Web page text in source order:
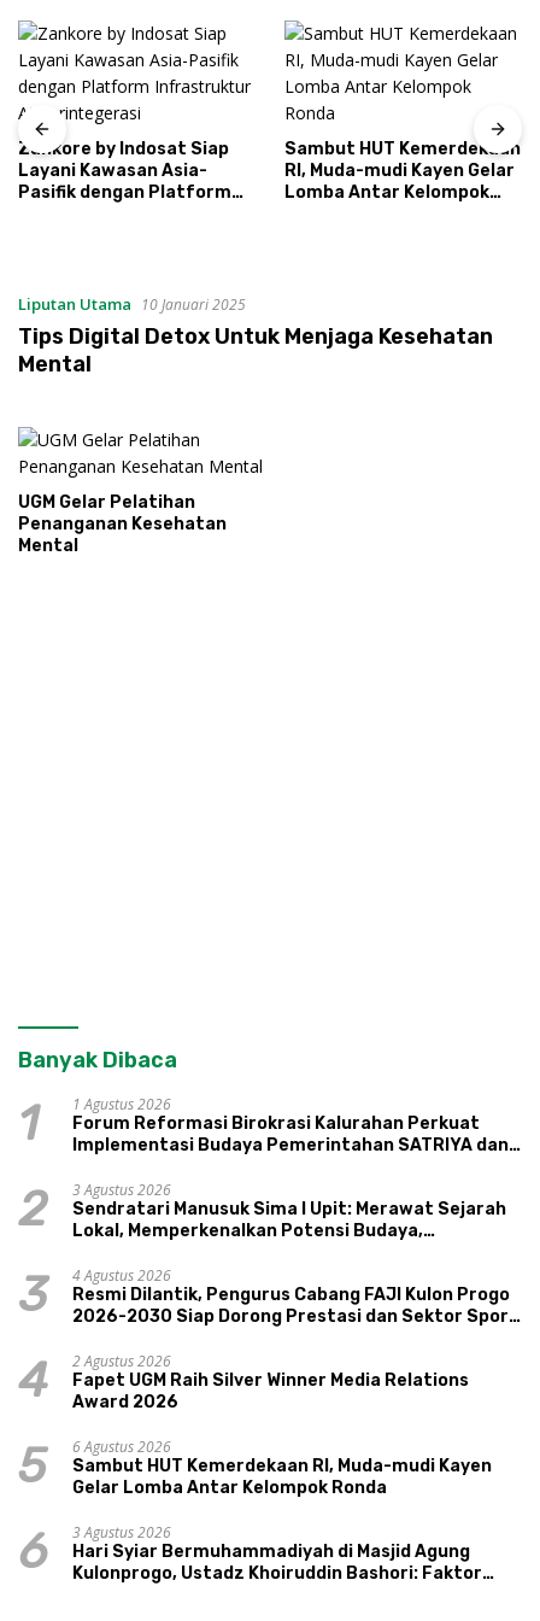
Zankore by Indosat Siap
Layani Kawasan Asia-
Pasifik dengan Platform
Sambut HUT Kemerdekaan
RI, Muda-mudi Kayen Gelar
Lomba Antar Kelompok
Liputan Utama 10 Januari 2025
Tips Digital Detox Untuk Menjaga Kesehatan
Mental
UGM Gelar Pelatihan
Penanganan Kesehatan
Mental
Banyak Dibaca
1
1 Agustus 2026
Forum Reformasi Birokrasi Kalurahan Perkuat
Implementasi Budaya Pemerintahan SATRIYA dan
2
3 Agustus 2026
Sendratari Manusuk Sima I Upit: Merawat Sejarah
Lokal, Memperkenalkan Potensi Budaya,
3
4 Agustus 2026
Resmi Dilantik, Pengurus Cabang FAJI Kulon Progo
2026-2030 Siap Dorong Prestasi dan Sektor Sport
4
2 Agustus 2026
Fapet UGM Raih Silver Winner Media Relations
Award 2026
5
6 Agustus 2026
Sambut HUT Kemerdekaan RI, Muda-mudi Kayen
Gelar Lomba Antar Kelompok Ronda
6
3 Agustus 2026
Hari Syiar Bermuhammadiyah di Masjid Agung
Kulonprogo, Ustadz Khoiruddin Bashori: Faktor